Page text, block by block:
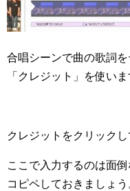
合唱シーンで曲の歌詞
「クレジット」を使いま
クレジットをクリック
ここで入力するのは面
コピペしておきましょう